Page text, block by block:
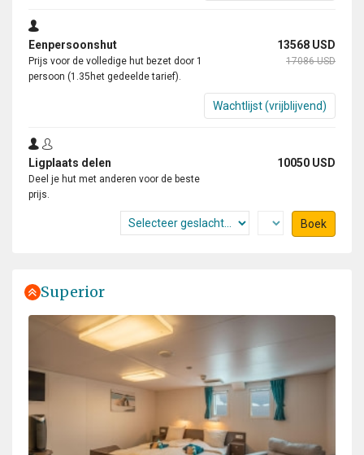
Eenpersoonshut 13568 USD
Prijs voor de volledige hut bezet door 1
persoon (1.35het gedeelde tarief).
17086 USD
Wachtlijst (vrijblijvend)
Ligplaats delen 10050 USD
Deel je hut met anderen voor de beste
prijs.
Boek
Superior